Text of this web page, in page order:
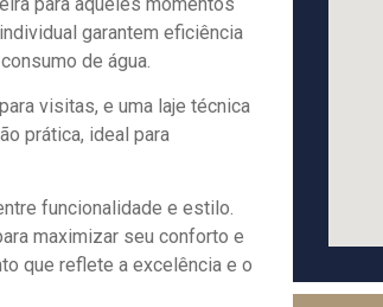
garantem eficiência
de água.
visitas, e uma laje técnica
prática, ideal para
funcionalidade e estilo.
maximizar seu conforto e
que reflete a excelência e o